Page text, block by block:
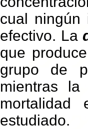
cual ningún
efectivo. La
que
grupo de
mientras
estudiado.